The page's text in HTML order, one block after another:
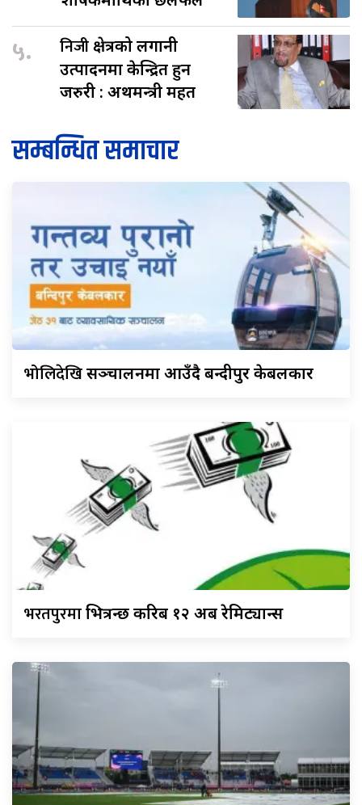
५. निजी क्षेत्रको लगानी
उत्पादनमा केन्द्रित हुन
जरुरी : अर्थमन्त्री महत
सम्बन्धित समाचार
भोलिदेखिसञ्चालनमा आउँदै बन्दीपुर केबलकार
भरतपुरमाभित्रन्छ करिब १२ अर्ब रेमिट्यान्स